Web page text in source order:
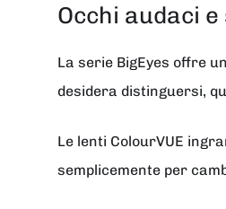
Occhi audaci
La serie BigEyes offre
desidera distinguersi,
Le lenti ColourVUE
semplicemente per